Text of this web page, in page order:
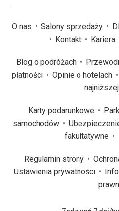
O nas Salony sprzedaży
Kontakt
Kariera
Blog o podróżach
płatności
Opinie o hotelach
Karty podarunkowe
samochodów
fakultatywne
Regulamin strony
Ustawienia prywatności